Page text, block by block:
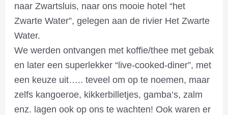
naar Zwartsluis, naar ons mooie hotel “het
Zwarte Water”, gelegen aan de rivier Het Zwarte
Water.
We werden ontvangen met koffie/thee met gebak
en later een superlekker “live-cooked-diner”, met
een keuze uit….. teveel om op te noemen, maar
zelfs kangoeroe, kikkerbilletjes, gamba’s, zalm
enz. lagen ook op ons te wachten! Ook waren er